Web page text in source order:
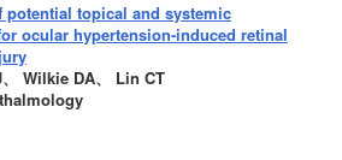
potential topical and systemic
ocular hypertension-induced retinal
Wilkie DA、 Lin CT